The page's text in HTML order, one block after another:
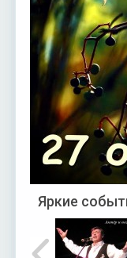
Яркие